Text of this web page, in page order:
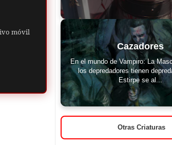
móvil
Cazadores
En el mundo de Vampiro: La
los depredadores tienen
Estirpe se al...
Otras Criaturas